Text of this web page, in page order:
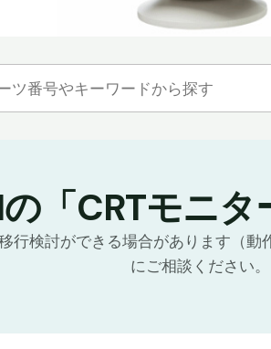
「CRTモニタ
行検討ができる場合があります（
にご相談ください。